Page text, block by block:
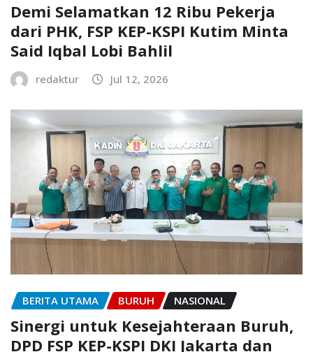
Demi Selamatkan 12 Ribu Pekerja
dari PHK, FSP KEP-KSPI Kutim Minta
Said Iqbal Lobi Bahlil
redaktur Jul 12, 2026
BERITA UTAMA BURUH NASIONAL
Sinergi untuk Kesejahteraan Buruh,
DPD FSP KEP-KSPI DKI Jakarta dan